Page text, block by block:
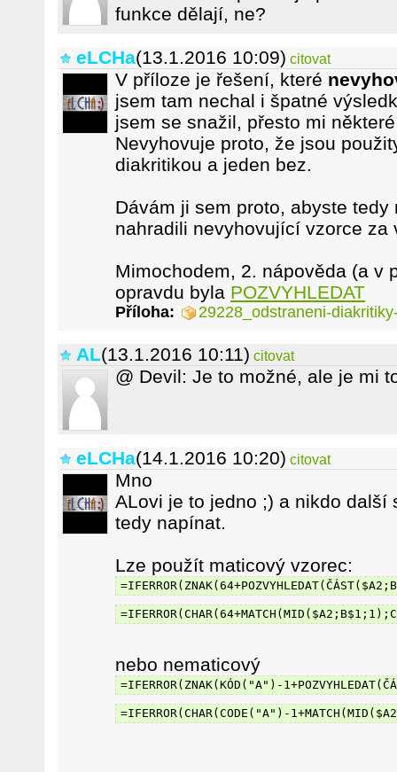
funkce dělají, ne?
eLCHa(13.1.2016 10:09) citovat
V příloze je řešení, které
jsem tam nechal i špatné
jsem se snažil, přesto mi
Nevyhovuje proto, že jsou
diakritikou a jeden bez.
Dávám ji sem proto, abyste
nahradili nevyhovující vzorce za
Mimochodem, 2. nápověda (a v
opravdu byla POZVYHLEDAT
Příloha: 29228_odstraneni-
AL(13.1.2016 10:11) citovat
@ Devil: Je to možné, ale je mi
eLCHa(14.1.2016 10:20) citovat
Mno
ALovi je to jedno ;) a nikdo další
tedy napínat.
Lze použít maticový vzorec:
nebo nematicový
=IFERROR(ZNAK(KÓD("A")-
=IFERROR(CHAR(CODE("A")-